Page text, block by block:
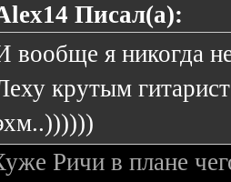
Писал(а):
вообще я никогда
крутым
Ричи в плане